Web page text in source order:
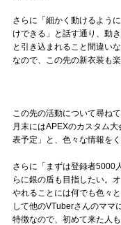
さらに「細かく動けるよう
けできる」と話す通り、動
と引き込まれること間違い
なので、この先の新衣装も
この先の活動について尋ね
月末にはAPEXのカスタム
表予定」と、色々な情報をく
さらに「まずは登録者5000
らに銀の盾も目指したい。
やれることには何でも色々
して他のVTuberさんのママ
特徴なので、初めて来た人